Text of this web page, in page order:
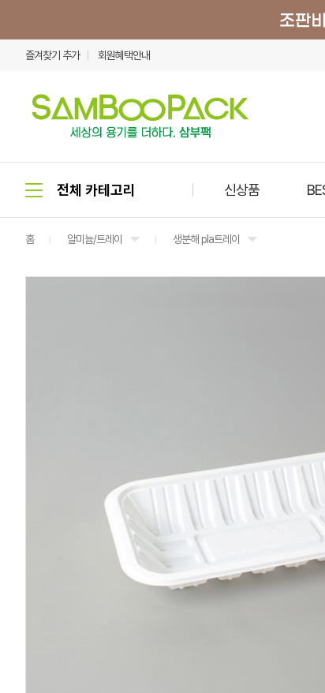
즐겨찾기 추가 회원혜택안내
신상품
홈 알미늄/트레이 생분해 pla트레이